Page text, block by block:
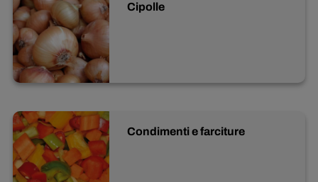
Cipolle
Condimenti e farciture